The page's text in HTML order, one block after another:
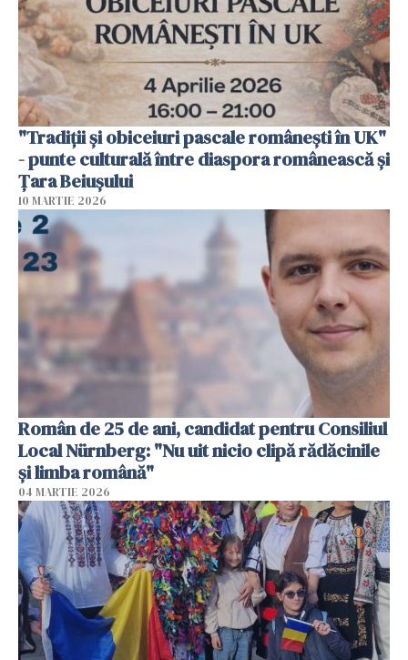
"Tradiții și obiceiuri pascale românești în UK"
- punte culturală între diaspora românească și
Țara Beiușului
10 MARTIE 2026
Român de 25 de ani, candidat pentru Consiliul
Local Nürnberg: "Nu uit nicio clipă rădăcinile
și limba română"
04 MARTIE 2026